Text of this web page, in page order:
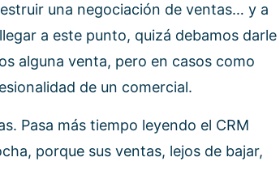
una negociación de ventas… y a
a este punto, quizá debamos darle
alguna venta, pero en casos como
de un comercial.
Pasa más tiempo leyendo el CRM
porque sus ventas, lejos de bajar,